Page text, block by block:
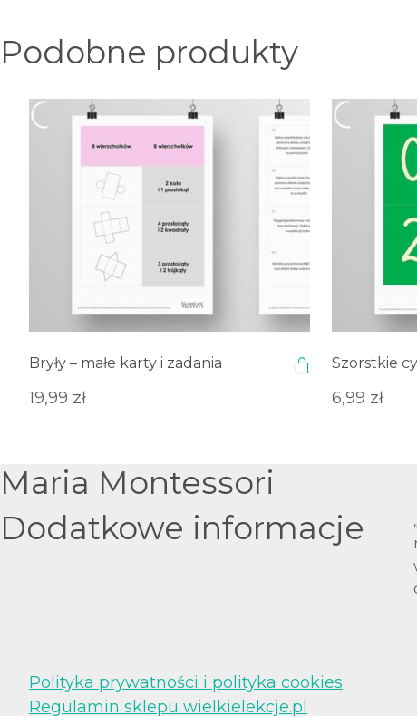
Podobne produkty
Bryły – małe karty i zadania
19,99 zł
Szorstkie
6,99 zł
Maria Montessori
Dodatkowe informacje
Polityka prywatności i polityka cookies
Regulamin sklepu wielkielekcje.pl